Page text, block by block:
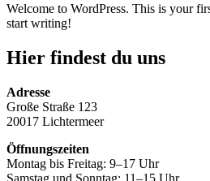
Welcome to WordPress. This is your
start writing!
Hier findest du uns
Adresse
Große Straße 123
20017 Lichtermeer
Öffnungszeiten
Montag bis Freitag: 9–17 Uhr
Samstag und Sonntag: 11–15 Uhr